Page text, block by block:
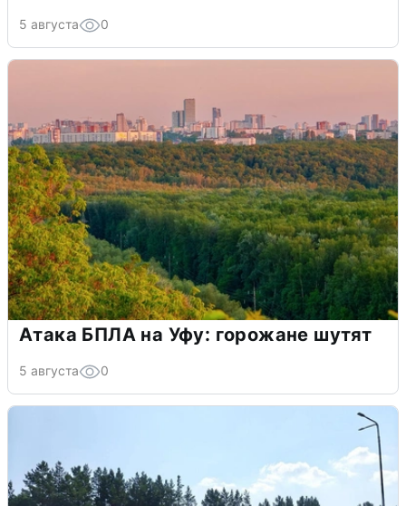
5 августа 0
Атака БПЛА на Уфу: горожане шутят
5 августа 0